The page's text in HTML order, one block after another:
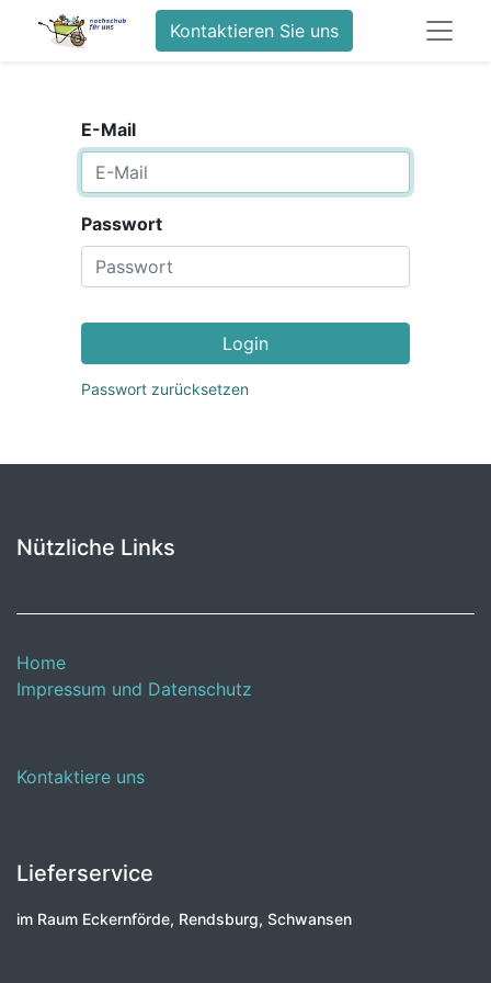
Kontaktieren Sie uns
E-Mail
Passwort
Login
Passwort zurücksetzen
Nützliche Links
Home
Impressum und Datenschutz
Kontaktiere uns
Lieferservice
im Raum Eckernförde, Rendsburg, Schwansen